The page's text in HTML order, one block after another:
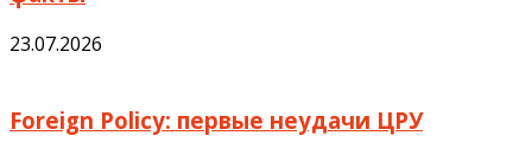
23.07.2026
Foreign Policy: первые неудачи ЦРУ